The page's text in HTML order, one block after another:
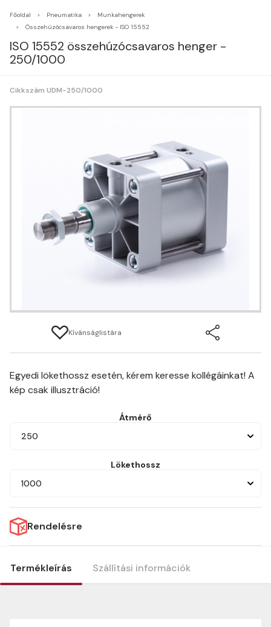
Főoldal Pneumatika
Munkahengerek
Összehúzócsavaros hengerek - ISO 15552
ISO 15552 összehúzócsavaros henger -
250/1000
Cikkszám UDM-250/1000
Kívánságlistára
Egyedi lökethossz esetén, kérem keresse kollégáinkat! A
kép csak illusztráció!
Átmérő
250
Lökethossz
1000
Rendelésre
Termékleírás Szállítási információk